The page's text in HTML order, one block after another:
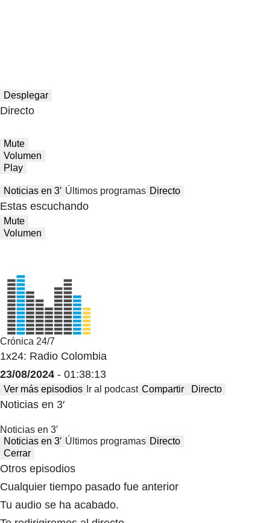
Desplegar
Directo
Mute
Volumen
Play
Noticias en 3′ Últimos programas Directo
Estas escuchando
Mute
Volumen
Crónica 24/7
1x24: Radio Colombia
23/08/2024 - 01:38:13
Ver más episodios Ir al podcast Compartir Directo
Noticias en 3′
Noticias en 3′
Noticias en 3′ Últimos programas Directo
Cerrar
Otros episodios
Cualquier tiempo pasado fue anterior
Tu audio se ha acabado.